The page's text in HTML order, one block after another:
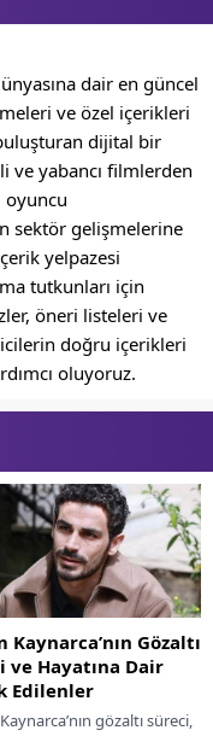
dair en güncel
ve özel içerikleri
dijital bir
ve yabancı filmlerden
oyuncu
sektör gelişmelerine
yelpazesi
tutkunları için
öneri listeleri ve
doğru içerikleri
oluyoruz.
Kaynarca’nın Gözaltı
ve Hayatına Dair
Edilenler
gözaltı süreci,